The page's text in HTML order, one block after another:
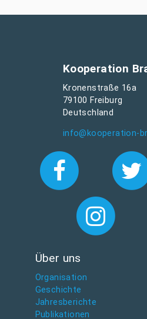
Kooperation
Kronenstraße 16a
79100 Freiburg
Deutschland
info@kooperation-
Über uns
Organisation
Geschichte
Jahresberichte
Publikationen